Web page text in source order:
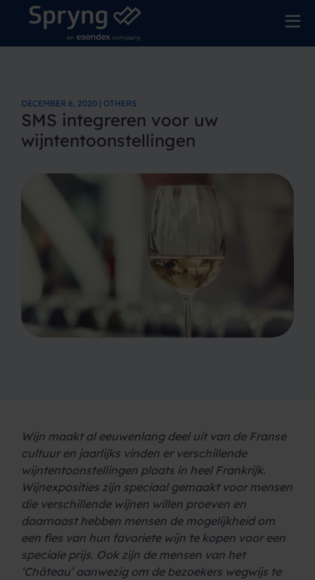
DECEMBER 6, 2020 | OTHERS
SMS integreren voor uw
wijntentoonstellingen
Wijn maakt al eeuwenlang deel uit van de Franse
cultuur en jaarlijks vinden er verschillende
wijntentoonstellingen plaats in heel Frankrijk.
Wijnexposities zijn speciaal gemaakt voor mensen
die verschillende wijnen willen proeven en
daarnaast hebben mensen de mogelijkheid om
een ​​fles van hun favoriete wijn te kopen voor een
speciale prijs. Ook zijn de mensen van het
‘Château’ aanwezig om de bezoekers wegwijs te